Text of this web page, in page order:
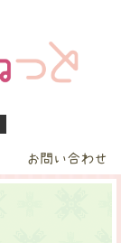
お問い合わせ